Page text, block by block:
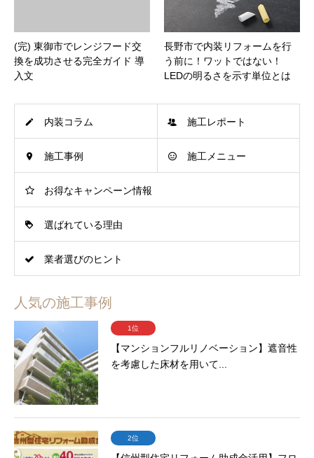
(完) 東御市でレンジフード交
換を成功させる完全ガイド 導
入文
長野市で内装リフォームを行
う前に！ワットではない！
LEDの明るさを示す単位とは
内装コラム 施工レポート
施工事例 施工メニュー
お得なキャンペーン情報
選ばれている理由
業者選びのヒント
人気の施工事例
1位
【マンションフルリノベーション】遮音性
を考慮した床材を用いて...
2位